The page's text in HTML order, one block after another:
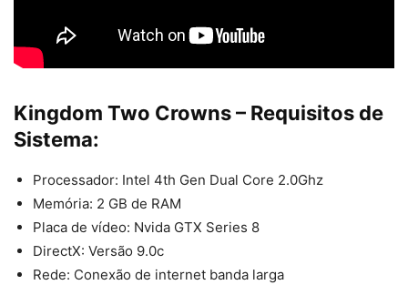
Kingdom Two Crowns – Requisitos de
Sistema:
Processador: Intel 4th Gen Dual Core 2.0Ghz
Memória: 2 GB de RAM
Placa de vídeo: Nvida GTX Series 8
DirectX: Versão 9.0c
Rede: Conexão de internet banda larga